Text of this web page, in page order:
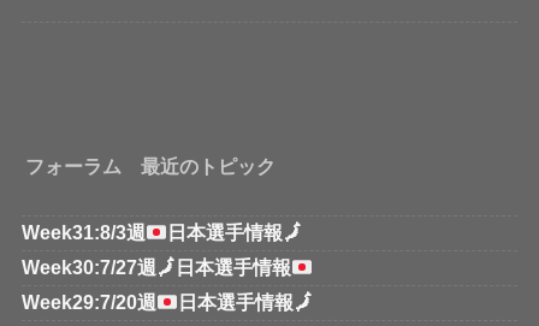
フォーラム 最近のトピック
Week31:8/3週 日本選手情報🗾
Week30:7/27週 🗾 日本選手情報
Week29:7/20週
日本選手情報🗾